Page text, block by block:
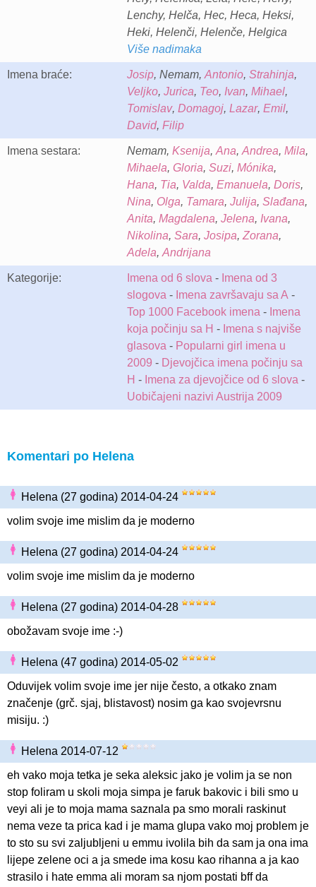
Lenchy, Helča, Hec, Heca, Heksi,
Heki, Helenči, Helenče, Helgica
Više nadimaka
Imena braće: Josip, Nemam, Antonio, Strahinja,
Veljko, Jurica, Teo, Ivan, Mihael,
Tomislav, Domagoj, Lazar, Emil,
David, Filip
Imena sestara: Nemam, Ksenija, Ana, Andrea, Mila,
Mihaela, Gloria, Suzi, Mónika,
Hana, Tia, Valda, Emanuela, Doris,
Nina, Olga, Tamara, Julija, Slađana,
Anita, Magdalena, Jelena, Ivana,
Nikolina, Sara, Josipa, Zorana,
Adela, Andrijana
Kategorije: Imena od 6 slova - Imena od 3
slogova - Imena završavaju sa A -
Top 1000 Facebook imena - Imena
koja počinju sa H - Imena s najviše
glasova - Popularni girl imena u
2009 - Djevojčica imena počinju sa
H - Imena za djevojčice od 6 slova -
Uobičajeni nazivi Austrija 2009
Komentari po Helena
Helena (27 godina) 2014-04-24
volim svoje ime mislim da je moderno
Helena (27 godina) 2014-04-24
volim svoje ime mislim da je moderno
Helena (27 godina) 2014-04-28
obožavam svoje ime :-)
Helena (47 godina) 2014-05-02
Oduvijek volim svoje ime jer nije često, a otkako znam
značenje (grč. sjaj, blistavost) nosim ga kao svojevrsnu
misiju. :)
Helena 2014-07-12
eh vako moja tetka je seka aleksic jako je volim ja se non
stop foliram u skoli moja simpa je faruk bakovic i bili smo u
veyi ali je to moja mama saznala pa smo morali raskinut
nema veze ta prica kad i je mama glupa vako moj problem je
to sto su svi zaljubljeni u emmu ivolila bih da sam ja ona ima
lijepe zelene oci a ja smede ima kosu kao rihanna a ja kao
strasilo i hate emma ali moram sa njom postati bff da